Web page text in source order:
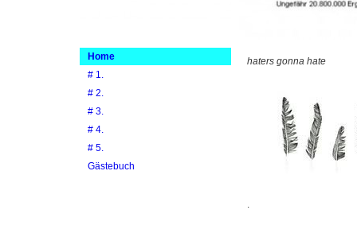
Home
# 1.
# 2.
# 3.
# 4.
# 5.
Gästebuch
haters gonna hate
.